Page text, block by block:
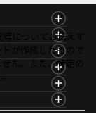
についてお伝えす
が作成したもので
ん。また、特定の
。